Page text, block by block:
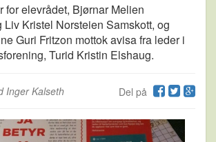
for elevrådet, Bjørnar Melien
Kristel Norsteien Samskott, og
Guri Fritzon mottok avisa fra leder i
Turid Kristin Elshaug.
Del på
Inger Kalseth